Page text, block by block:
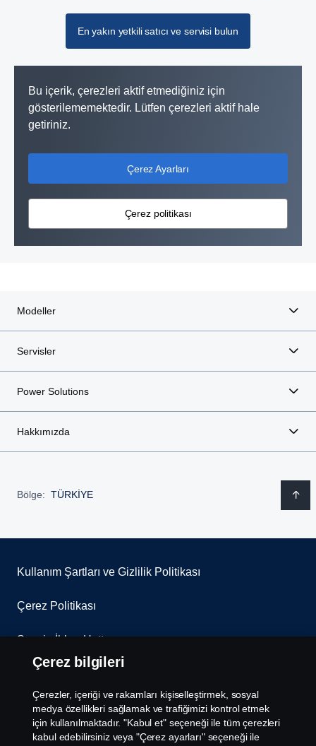
En yakın yetkili satıcı ve servisi bulun
Bu içerik, çerezleri aktif etmediğiniz için
gösterilememektedir. Lütfen çerezleri aktif hale
getiriniz.
Çerez Ayarları
Çerez politikası
Modeller
Servisler
Power Solutions
Hakkımızda
Bölge: TÜRKİYE
Kullanım Şartları ve Gizlilik Politikası
Çerez Politikası
Scania İhbar Hattı
Scania Çerez Politikası
Scania Aydınlatma Metni
Çerez Ayarları
Çerez bilgileri
Çerezler, içeriği ve rakamları kişiselleştirmek, sosyal
medya özellikleri sağlamak ve trafiğimizi kontrol etmek
için kullanılmaktadır. "Kabul et" seçeneği ile tüm çerezleri
kabul edebilirsiniz veya "Çerez ayarları" seçeneği ile